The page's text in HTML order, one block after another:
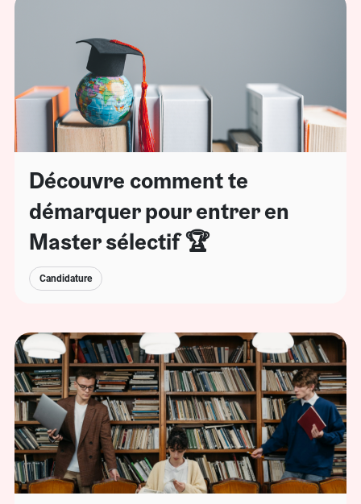
Découvre comment te
démarquer pour entrer en
Master sélectif 🏆
Candidature